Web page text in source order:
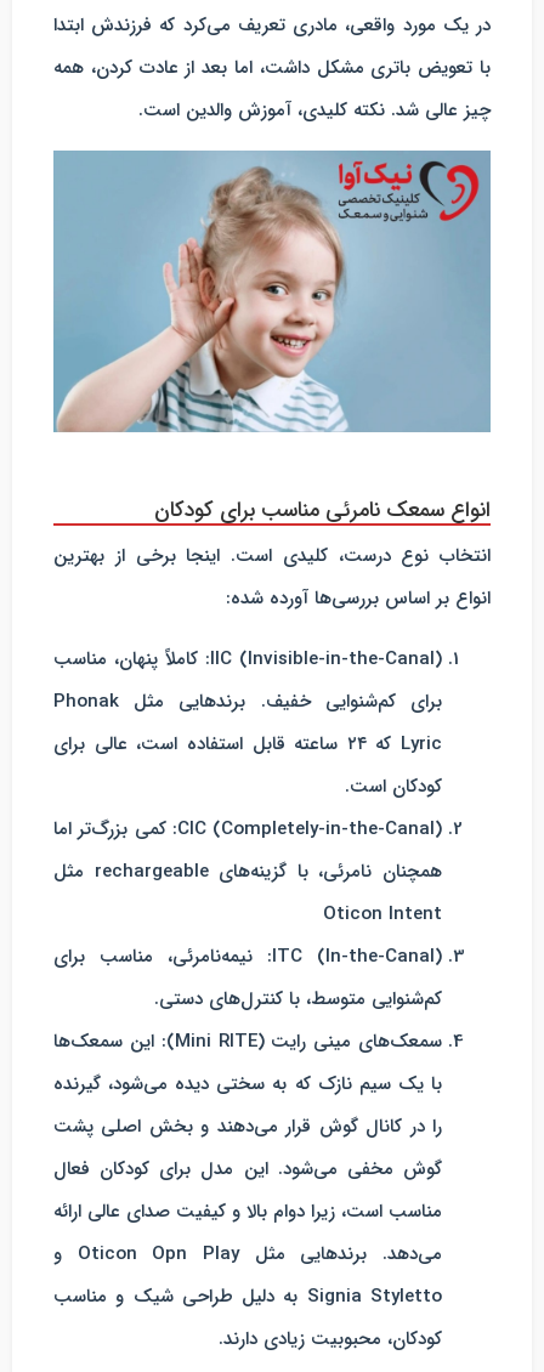
در یک مورد واقعی، مادری تعریف می‌کرد که فرزندش ابتدا
با تعویض باتری مشکل داشت، اما بعد از عادت کردن، همه
چیز عالی شد. نکته کلیدی، آموزش والدین است.
انواع سمعک نامرئی مناسب برای کودکان
انتخاب نوع درست، کلیدی است. اینجا برخی از بهترین
انواع بر اساس بررسی‌ها آورده شده:
IIC (Invisible-in-the-Canal): کاملاً پنهان، مناسب
برای کم‌شنوایی خفیف. برندهایی مثل Phonak
Lyric که ۲۴ ساعته قابل استفاده است، عالی برای
کودکان است.
CIC (Completely-in-the-Canal): کمی بزرگ‌تر اما
همچنان نامرئی، با گزینه‌های rechargeable مثل
Oticon Intent
ITC (In-the-Canal): نیمه‌نامرئی، مناسب برای
کم‌شنوایی متوسط، با کنترل‌های دستی.
سمعک‌های مینی رایت (Mini RITE)
: این سمعک‌ها
با یک سیم نازک که به سختی دیده می‌شود، گیرنده
را در کانال گوش قرار می‌دهند و بخش اصلی پشت
گوش مخفی می‌شود. این مدل برای کودکان فعال
مناسب است، زیرا دوام بالا و کیفیت صدای عالی ارائه
می‌دهد. برندهایی مثل Oticon Opn Play و
Signia Styletto به دلیل طراحی شیک و مناسب
کودکان، محبوبیت زیادی دارند.